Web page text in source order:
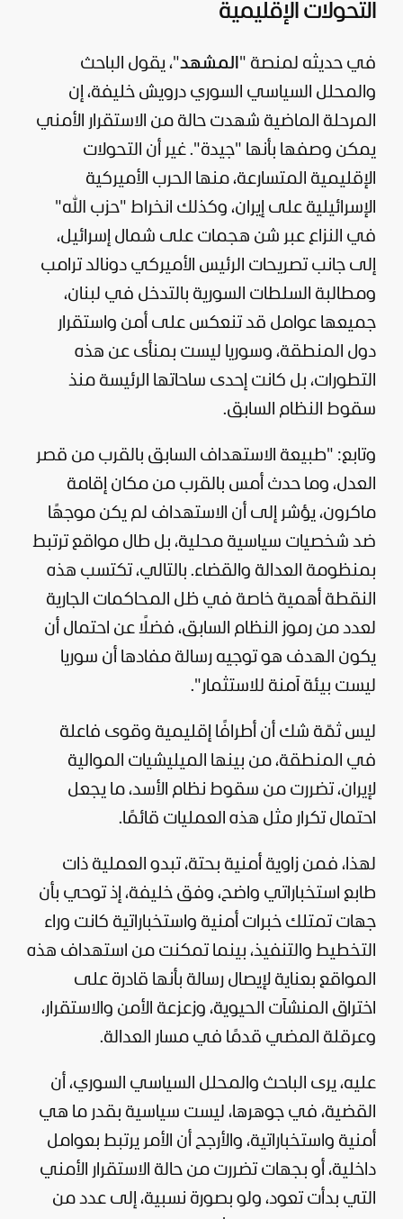
التحولات الإقليمية
في حديثه لمنصة " المشهد"، يقول الباحث
والمحلل السياسي السوري درويش خليفة، إن
المرحلة الماضية شهدت حالة من الاستقرار الأمني
يمكن وصفها بأنها "جيدة". غير أن التحولات
الإقليمية المتسارعة، منها الحرب الأميركية
الإسرائيلية على إيران، وكذلك انخراط "حزب الله"
في النزاع عبر شن هجمات على شمال إسرائيل،
إلى جانب تصريحات الرئيس الأميركي دونالد ترامب
ومطالبة السلطات السورية بالتدخل في لبنان،
جميعها عوامل قد تنعكس على أمن واستقرار
دول المنطقة، وسوريا ليست بمنأى عن هذه
التطورات، بل كانت إحدى ساحاتها الرئيسة منذ
سقوط النظام السابق.
وتابع: "طبيعة الاستهداف السابق بالقرب من قصر
العدل، وما حدث أمس بالقرب من مكان إقامة
ماكرون، يؤشر إلى أن الاستهداف لم يكن موجهًا
ضد شخصيات سياسية محلية، بل طال مواقع ترتبط
بمنظومة العدالة والقضاء. بالتالي، تكتسب هذه
النقطة أهمية خاصة في ظل المحاكمات الجارية
لعدد من رموز النظام السابق، فضلًا عن احتمال أن
يكون الهدف هو توجيه رسالة مفادها أن سوريا
ليست بيئة آمنة للاستثمار".
ليس ثمّة شك أن أطرافًا إقليمية وقوى فاعلة
في المنطقة، من بينها الميليشيات الموالية
لإيران، تضررت من سقوط نظام الأسد، ما يجعل
احتمال تكرار مثل هذه العمليات قائمًا.
لهذا، فمن زاوية أمنية بحتة، تبدو العملية ذات
طابع استخباراتي واضح، وفق خليفة، إذ توحي بأن
جهات تمتلك خبرات أمنية واستخباراتية كانت وراء
التخطيط والتنفيذ، بينما تمكنت من استهداف هذه
المواقع بعناية لإيصال رسالة بأنها قادرة على
اختراق المنشآت الحيوية، وزعزعة الأمن والاستقرار،
وعرقلة المضي قدمًا في مسار العدالة.
عليه، يرى الباحث والمحلل السياسي السوري، أن
القضية، في جوهرها، ليست سياسية بقدر ما هي
أمنية واستخباراتية، والأرجح أن الأمر يرتبط بعوامل
داخلية، أو بجهات تضررت من حالة الاستقرار الأمني
التي بدأت تعود، ولو بصورة نسبية، إلى عدد من